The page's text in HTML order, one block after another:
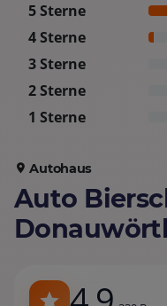
5 Sterne
4 Sterne
3 Sterne
2 Sterne
1 Sterne
Autohaus
Auto